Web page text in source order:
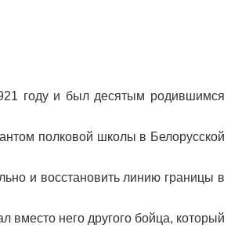
году и был десятым родившимся
полковой школы в Белорусской
и восстановить линию границы в
вместо него другого бойца, который